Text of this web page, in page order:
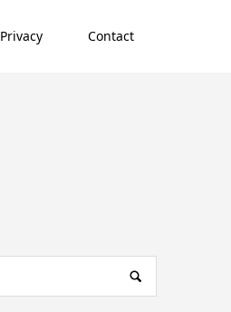
Privacy Contact